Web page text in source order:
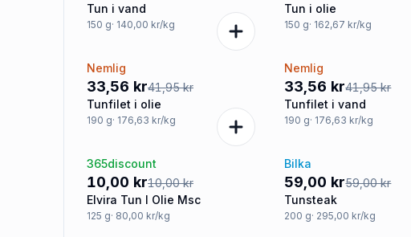
Tun i vand
150 g· 140,00 kr/kg
Tun i olie
150 g· 162,67 kr/kg
-20%
Nemlig
33,56 kr41,95 kr
Tunfilet i olie
190 g· 176,63 kr/kg
-20%
Nemlig
33,56 kr41,95 kr
Tunfilet i vand
190 g· 176,63 kr/kg
Tilbud
365discount
10,00 kr10,00 kr
Elvira Tun I Olie Msc
125 g· 80,00 kr/kg
Tilbud
Bilka
59,00 kr59,00 kr
Tunsteak
200 g· 295,00 kr/kg